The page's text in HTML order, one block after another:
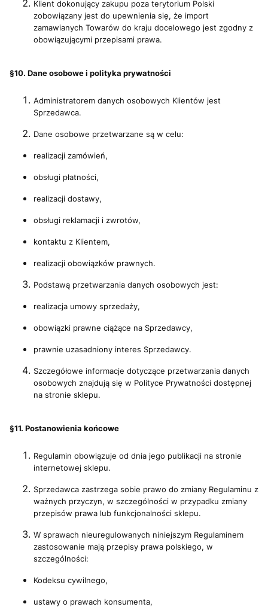
Klient dokonujący zakupu poza terytorium Polski
zobowiązany jest do upewnienia się, że import
zamawianych Towarów do kraju docelowego jest zgodny z
obowiązującymi przepisami prawa.
§10. Dane osobowe i polityka prywatności
Administratorem danych osobowych Klientów jest
Sprzedawca.
Dane osobowe przetwarzane są w celu:
realizacji zamówień,
obsługi płatności,
realizacji dostawy,
obsługi reklamacji i zwrotów,
kontaktu z Klientem,
realizacji obowiązków prawnych.
Podstawą przetwarzania danych osobowych jest:
realizacja umowy sprzedaży,
obowiązki prawne ciążące na Sprzedawcy,
prawnie uzasadniony interes Sprzedawcy.
Szczegółowe informacje dotyczące przetwarzania danych
osobowych znajdują się w Polityce Prywatności dostępnej
na stronie sklepu.
§11. Postanowienia końcowe
Regulamin obowiązuje od dnia jego publikacji na stronie
internetowej sklepu.
Sprzedawca zastrzega sobie prawo do zmiany Regulaminu z
ważnych przyczyn, w szczególności w przypadku zmiany
przepisów prawa lub funkcjonalności sklepu.
W sprawach nieuregulowanych niniejszym Regulaminem
zastosowanie mają przepisy prawa polskiego, w
szczególności:
Kodeksu cywilnego,
ustawy o prawach konsumenta,